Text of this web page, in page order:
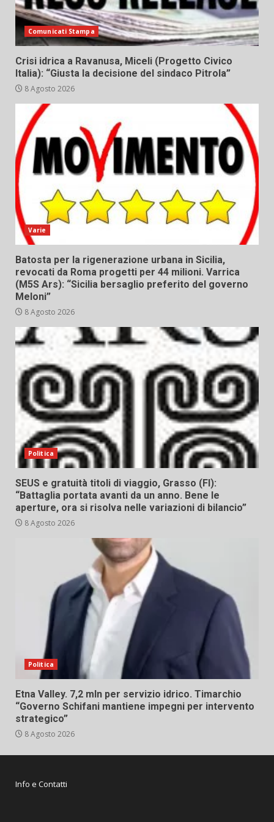
Comunicati Stampa
Crisi idrica a Ravanusa, Miceli (Progetto Civico
Italia): “Giusta la decisione del sindaco Pitrola”
8 Agosto 2026
Varie
Batosta per la rigenerazione urbana in Sicilia,
revocati da Roma progetti per 44 milioni. Varrica
(M5S Ars): “Sicilia bersaglio preferito del governo
Meloni”
8 Agosto 2026
Politica
SEUS e gratuità titoli di viaggio, Grasso (FI):
“Battaglia portata avanti da un anno. Bene le
aperture, ora si risolva nelle variazioni di bilancio”
8 Agosto 2026
Politica
Etna Valley. 7,2 mln per servizio idrico. Timarchio
“Governo Schifani mantiene impegni per intervento
strategico”
8 Agosto 2026
Info e Contatti